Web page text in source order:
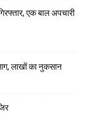
एक बाल अपचारी
लाखों का नुकसान